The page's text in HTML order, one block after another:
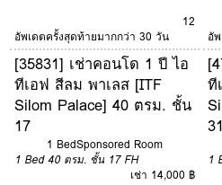
12
อัพเดตครั้งสุดท้ายมากกว่า 30 วัน
อั
[35831] เช่าคอนโด 1 ปี ไอ
ทีเอฟ สีลม พาเลส [ITF
Silom Palace] 40 ตรม. ชั้น
17
1 BedSponsored Room
1 Bed 40 ตรม. ชั้น 17 FH
เช่า 14,000 ฿
ที
31
1